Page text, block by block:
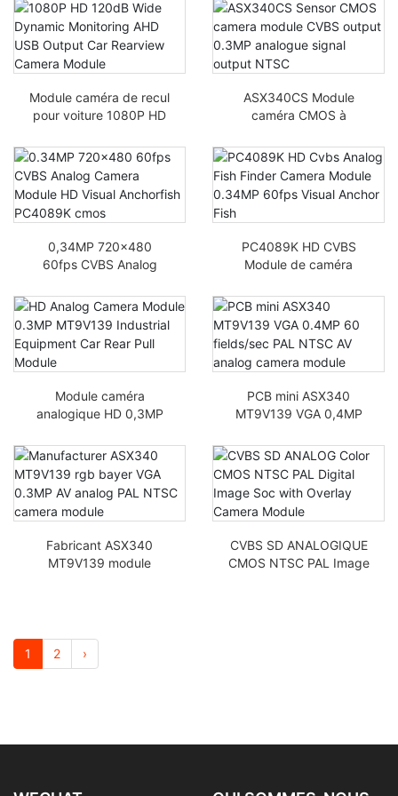
Voice Pickup
Module caméra de recul
pour voiture 1080P HD
USB AHD
ASX340CS Module
caméra CMOS à
0,3MP signal
analogique NTSC
0,34MP 720x480
60fps CVBS Analog
Visual Anchorfish
PC4089K CMOS
PC4089K HD CVBS
Module de caméra
0,34MP 60fps Poisson
d’ancrage visuel
Module caméra
analogique HD 0,3MP
traction arrière pour
voiture
PCB mini ASX340
MT9V139 VGA 0,4MP
caméra analogique PAL
NTSC AV
Fabricant ASX340
MT9V139 module
CVBS SD ANALOGIQUE
CMOS NTSC PAL Image
1 2 ›